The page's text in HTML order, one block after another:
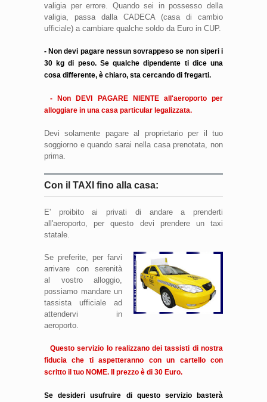
valigia per errore. Quando sei in possesso della
valigia, passa dalla CADECA (casa di cambio
ufficiale) a cambiare qualche soldo da Euro in CUP.
- Non devi pagare nessun sovrappeso se non siperi i
30 kg di peso. Se qualche dipendente ti dice una
cosa differente, è chiaro, sta cercando di fregarti.
- Non DEVI PAGARE NIENTE all'aeroporto per
alloggiare in una casa particular legalizzata.
Devi solamente pagare al proprietario per il tuo
soggiorno e quando sarai nella casa prenotata, non
prima.
Con il TAXI fino alla casa:
E' proibito ai privati di andare a prenderti
all'aeroporto, per questo devi prendere un taxi
statale.
Se preferite, per farvi
arrivare con serenità
al vostro alloggio,
possiamo mandare un
tassista ufficiale ad
attendervi in
aeroporto.
Questo servizio lo realizzano dei tassisti di nostra
fiducia che ti aspetteranno con un cartello con
scritto il tuo NOME. Il prezzo è di 30 Euro.
Se desideri usufruire di questo servizio basterà